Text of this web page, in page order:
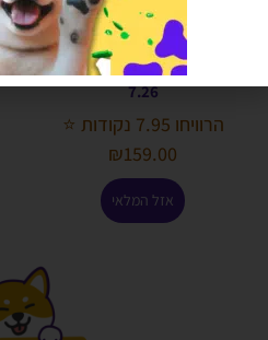
מיאו מיקס אורגינל MEOW MIX
7.26
הרוויחו 7.95 נקודות ⭐
₪159.00
אזל המלאי